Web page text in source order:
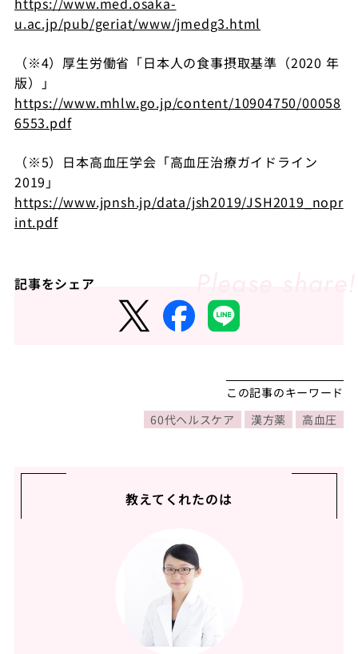
u.ac.jp/pub/geriat/www/jmedg3.html
（※4）厚生労働省「日本人の食事摂取基準（2020 年
版）」
https://www.mhlw.go.jp/content/10904750/00058
6553.pdf
（※5）日本高血圧学会「高血圧治療ガイドライン
2019」
https://www.jpnsh.jp/data/jsh2019/JSH2019_nopr
int.pdf
記事をシェア
この記事のキーワード
60代ヘルスケア
漢方薬 高血圧
教えてくれたのは